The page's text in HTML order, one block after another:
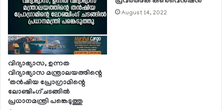
വിദ്യാഭ്യാസ, ഉന്നത
വിദ്യാഭ്യാസ മന്ത്രാലയത്തിന്റെ
‘തന്‍ഷിയ പ്രോഗ്രാമിന്റെ
ലോഞ്ചിംഗ് ചടങ്ങില്‍
പ്രധാനമന്ത്രി പങ്കെടുത്തു
August 14, 2022